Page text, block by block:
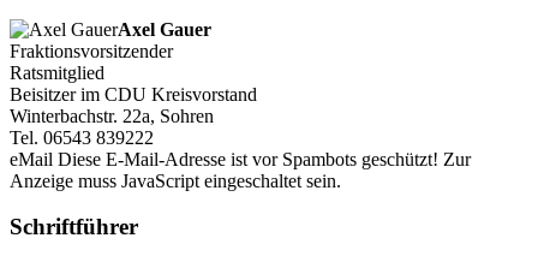
Axel Gauer
Fraktionsvorsitzender
Ratsmitglied
Beisitzer im CDU Kreisvorstand
Winterbachstr. 22a, Sohren
Tel. 06543 839222
eMail Diese E-Mail-Adresse ist vor Spambots geschützt! Zur
Anzeige muss JavaScript eingeschaltet sein.
Schriftführer